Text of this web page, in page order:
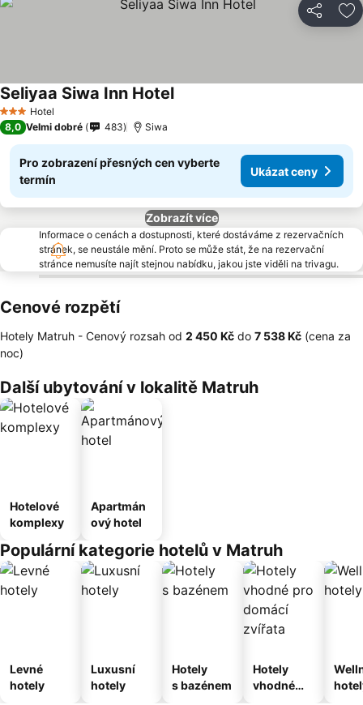
Sdílet
3 Počet hvězdiček
Hotel
Seliyaa Siwa Inn Hotel
8,0 Velmi dobré 483 Siwa
Pro zobrazení přesných cen vyberte
termín
Ukázat ceny
Zobrazít více
Informace o cenách a dostupnosti, které dostáváme z rezervačních
stránek, se neustále mění. Proto se může stát, že na rezervační
stránce nemusíte najít stejnou nabídku, jakou jste viděli na trivagu.
Cenové rozpětí
Hotely Matruh - Cenový rozsah od ‎2 450 Kč do ‎7 538 Kč (cena za
noc)
Další ubytování v lokalitě Matruh
Hotelové
komplexy
Apartmán
ový hotel
Populární kategorie hotelů v Matruh
Levné
hotely
Luxusní
hotely
Hotely
s bazénem
Hotely
vhodné